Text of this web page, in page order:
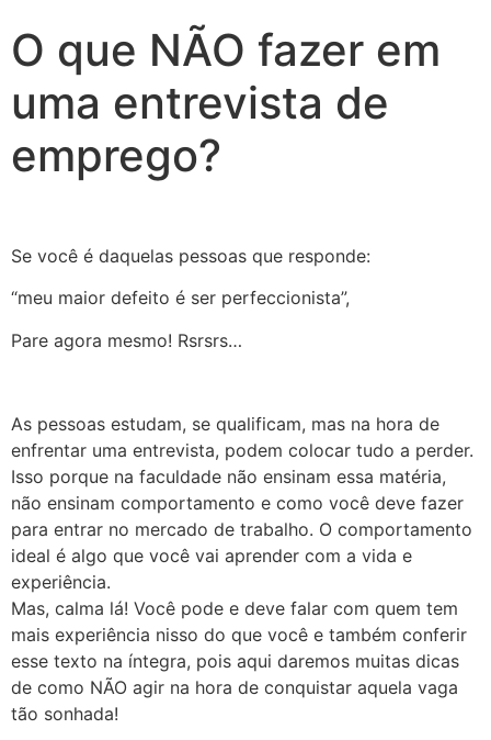
O que NÃO fazer em
uma entrevista de
emprego?
Se você é daquelas pessoas que responde:
“meu maior defeito é ser perfeccionista”,
Pare agora mesmo! Rsrsrs…
As pessoas estudam, se qualificam, mas na hora de
enfrentar uma entrevista, podem colocar tudo a perder.
Isso porque na faculdade não ensinam essa matéria,
não ensinam comportamento e como você deve fazer
para entrar no mercado de trabalho. O comportamento
ideal é algo que você vai aprender com a vida e
experiência.
Mas, calma lá! Você pode e deve falar com quem tem
mais experiência nisso do que você e também conferir
esse texto na íntegra, pois aqui daremos muitas dicas
de como NÃO agir na hora de conquistar aquela vaga
tão sonhada!